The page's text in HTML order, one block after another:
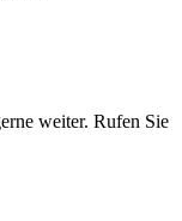
weiter. Rufen Sie